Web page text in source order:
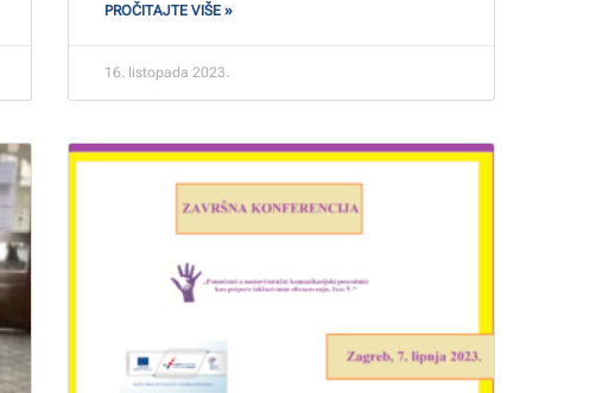
PROČITAJTE VIŠE »
16. listopada 2023.